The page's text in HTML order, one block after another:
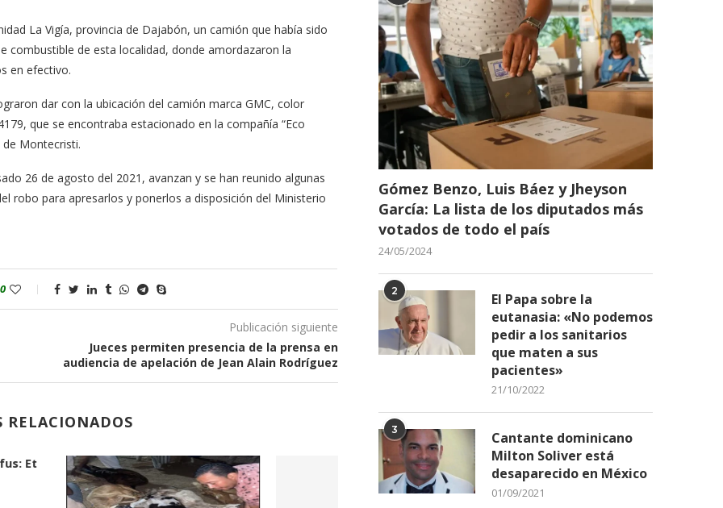
La Vigía, provincia de Dajabón, un camión que había sido
combustible de esta localidad, donde amordazaron la
en efectivo.
dar con la ubicación del camión marca GMC, color
que se encontraba estacionado en la compañía “Eco
de Montecristi.
26 de agosto del 2021, avanzan y se han reunido algunas
robo para apresarlos y ponerlos a disposición del Ministerio
0
Publicación siguiente
Jueces permiten presencia de la prensa en
audiencia de apelación de Jean Alain Rodríguez
RELACIONADOS
Ап на андроид с
сайта...
Comprendere i bonus nelle
piattaforme di casinò non...
22/04/2026
Letroxyl Kalpa Pharmaceuticals
en el Culturismo: Todo lo...
Плюсы и минусы 1xbet
на телефон
Gómez Benzo, Luis Báez y Jheyson
García: La lista de los diputados más
votados de todo el país
24/05/2024
2
El Papa sobre la
eutanasia: «No podemos
pedir a los sanitarios
que maten a sus
pacientes»
21/10/2022
3
Cantante dominicano
Milton Soliver está
desaparecido en México
01/09/2021